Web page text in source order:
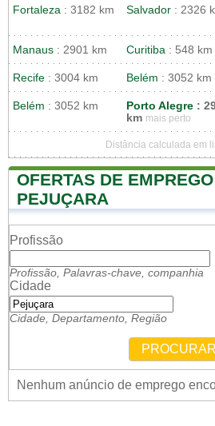
Fortaleza : 3182 km Salvador : 2326
Manaus : 2901 km Curitiba : 548 km
Recife : 3004 km Belém : 3052 km
Belém : 3052 km Porto Alegre :
km mais perto
Distância calculada em
OFERTAS DE
PEJUÇARA
Profissão
Profissão, Palavras-chave, companhia
Cidade
Cidade, Departamento, Região
PROCURAR
Nenhum anúncio de emprego